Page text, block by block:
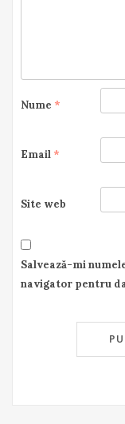
Nume *
Email *
Site web
Salvează-mi
navigator pentru